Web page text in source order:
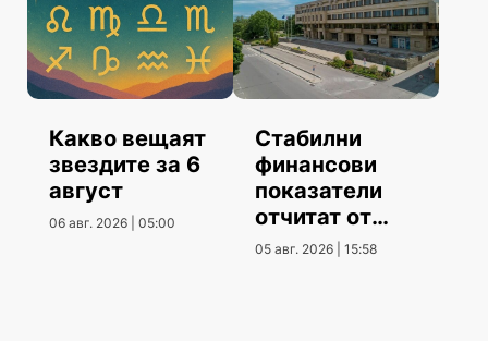
Какво вещаят
звездите за 6
август
06 авг. 2026 | 05:00
Стабилни
финансови
показатели
отчитат от
Община
05 авг. 2026 | 15:58